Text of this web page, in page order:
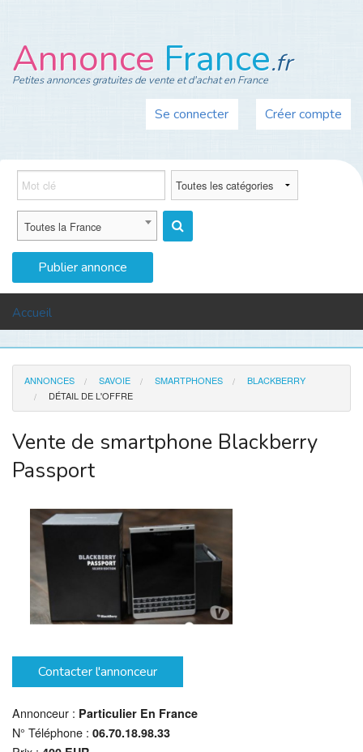
Annonce France.fr
Petites annonces gratuites de vente et d'achat en France
Se connecter Créer compte
Toutes la France
Publier annonce
MENU
Accueil
Auto
Moto
Offre Emploi
Animaux
Smartphones
Top
ANNONCES SAVOIE SMARTPHONES
BLACKBERRY
DÉTAIL DE L'OFFRE
Vente de smartphone Blackberry
Passport
Contacter l'annonceur
Annonceur : Particulier En France
N° Téléphone : 06.70.18.98.33